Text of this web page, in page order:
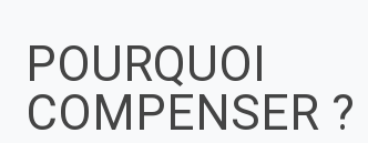
POURQUOI
COMPENSER ?